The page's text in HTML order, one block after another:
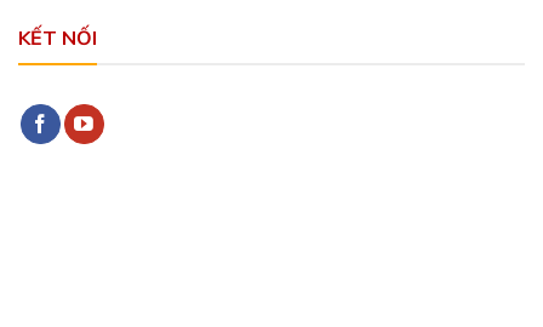
KẾT NỐI